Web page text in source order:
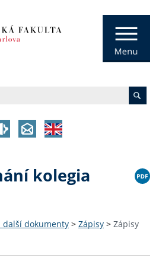
kolegia
další dokumenty > Zápisy > Zápisy